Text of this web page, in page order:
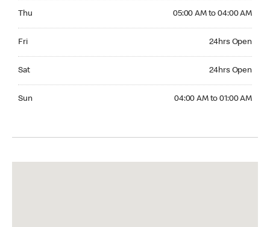
Thu 05:00 AM to 04:00 AM
Fri 24hrs Open
Sat 24hrs Open
Sun 04:00 AM to 01:00 AM